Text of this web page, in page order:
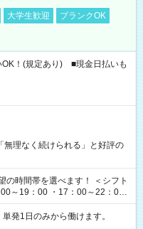
大学生歓迎
ブランクOK
！(規定あり) ■現金日払いも
無理なく続けられる」と好評の
～19：00 ・17：00～22：00
翌6：00 など
発1日のみから働けます。